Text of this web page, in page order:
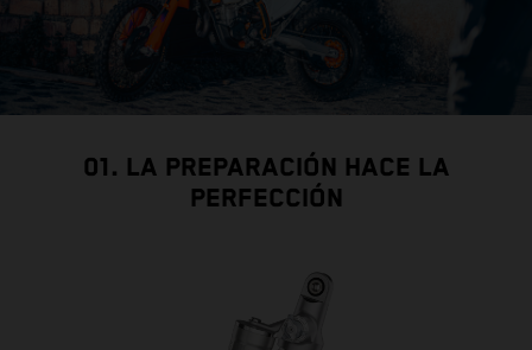
01. LA PREPARACIÓN HACE LA
PERFECCIÓN